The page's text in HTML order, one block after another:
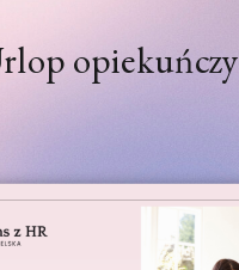
opiekuńczy